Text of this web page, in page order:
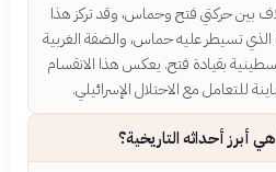
بين حركتي فتح وحماس، وقد تركز هذا
الذي تسيطر عليه حماس، والضفة الغربية
بقيادة فتح. يعكس هذا الانقسام
للتعامل مع الاحتلال الإسرائيلي.
أبرز أحداثه التاريخية؟